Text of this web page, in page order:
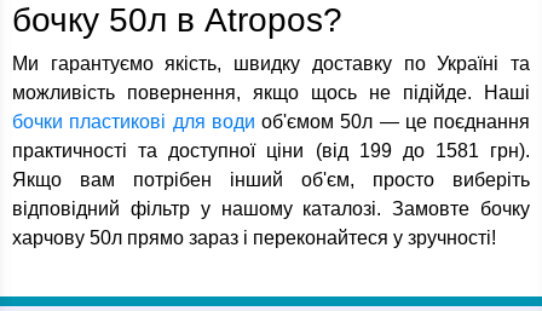
бочку 50л в Atropos?
Ми гарантуємо якість, швидку доставку по Україні та
можливість повернення, якщо щось не підійде. Наші
бочки пластикові для води об'ємом 50л — це поєднання
практичності та доступної ціни (від 199 до 1581 грн).
Якщо вам потрібен інший об'єм, просто виберіть
відповідний фільтр у нашому каталозі. Замовте бочку
харчову 50л прямо зараз і переконайтеся у зручності!